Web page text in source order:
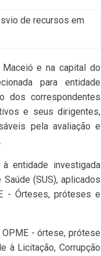
de recursos em
e na capital do
para entidade
dos correspondentes
e seus dirigentes,
pela avaliação e
entidade investigada
(SUS), aplicados
- Órteses, próteses e
- órtese, prótese
à Licitação, Corrupção